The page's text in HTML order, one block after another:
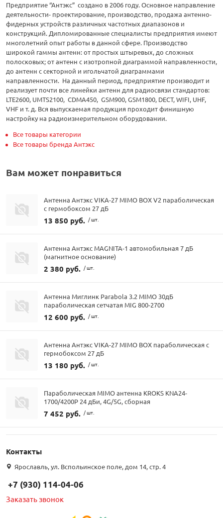
Предприятие “Антэкс” создано в 2006 году. Основное направление
деятельности- проектирование, производство, продажа антенно-
фидерных устройств различных частотных диапазонов и
конструкций. Дипломированные специалисты предприятия имеют
многолетний опыт работы в данной сфере. Производство
широкой гаммы антенн: от простых штыревых, до сложных
полосковых; от антенн с изотропной диаграммой направленности,
до антенн с секторной и игольчатой диаграммами
направленности. На данный период, предприятие производит и
реализует почти все линейки антенн для радиосвязи стандартов:
LTE2600, UMTS2100, CDMA450, GSM900, GSM1800, DECT, WIFI, UHF,
VHF и т. д. Вся выпускаемая продукция проходит финишную
настройку на радиоизмерительном оборудовании.
Все товары категории
Все товары бренда Антэкс
Вам может понравиться
Антенна Антэкс VIKA-27 MIMO BOX V2 параболическая
с гермобоксом 27 дБ
13 850 руб. / шт.
Антенна Антэкс MAGNITA-1 автомобильная 7 дБ
(магнитное основание)
2 380 руб. / шт.
Антенна Миглинк Parabola 3.2 MIMO 30дБ
параболическая сетчатая MIG 800-2700
12 600 руб. / шт.
Антенна Антэкс VIKA-27 MIMO BOX параболическая с
гермобоксом 27 дБ
13 180 руб. / шт.
Параболическая MIMO антенна KROKS KNA24-
1700/4200P 24 дБи, 4G/5G, сборная
7 452 руб. / шт.
Контакты
Ярославль, ул. Вспольинское поле, дом 14, стр. 4
+7 (930) 114-04-06
Заказать звонок